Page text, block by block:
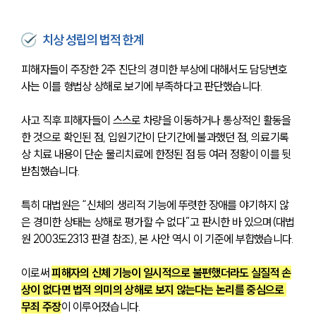
치상 성립의 법적 한계
피해자들이 주장한 2주 진단의 경미한 부상에 대해서도 담당변호
사는 이를 형법상 상해로 보기에 부족하다고 판단했습니다.
사고 직후 피해자들이 스스로 차량을 이동하거나 통상적인 활동을
한 것으로 확인된 점, 입원기간이 단기간에 불과했던 점, 의료기록
상 치료 내용이 단순 물리치료에 한정된 점 등 여러 정황이 이를 뒷
받침했습니다.
특히 대법원은 “신체의 생리적 기능에 뚜렷한 장애를 야기하지 않
은 경미한 상태는 상해로 평가할 수 없다”고 판시한 바 있으며(대법
원 2003도2313 판결 참조), 본 사안 역시 이 기준에 부합했습니다.
이로써 피해자의 신체 기능이 일시적으로 불편했더라도 실질적 손
상이 없다면 법적 의미의 상해로 보지 않는다는 논리를 중심으로
무죄 주장이 이루어졌습니다.